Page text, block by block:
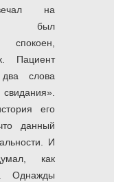
на
был
Пациент
слова
его
данный
И
как
Однажды